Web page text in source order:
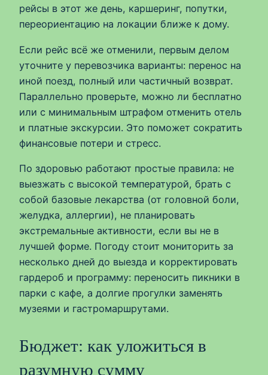
рейсы в этот же день, каршеринг, попутки,
переориентацию на локации ближе к дому.
Если рейс всё же отменили, первым делом
уточните у перевозчика варианты: перенос на
иной поезд, полный или частичный возврат.
Параллельно проверьте, можно ли бесплатно
или с минимальным штрафом отменить отель
и платные экскурсии. Это поможет сократить
финансовые потери и стресс.
По здоровью работают простые правила: не
выезжать с высокой температурой, брать с
собой базовые лекарства (от головной боли,
желудка, аллергии), не планировать
экстремальные активности, если вы не в
лучшей форме. Погоду стоит мониторить за
несколько дней до выезда и корректировать
гардероб и программу: переносить пикники в
парки с кафе, а долгие прогулки заменять
музеями и гастромаршрутами.
Бюджет: как уложиться в
разумную сумму